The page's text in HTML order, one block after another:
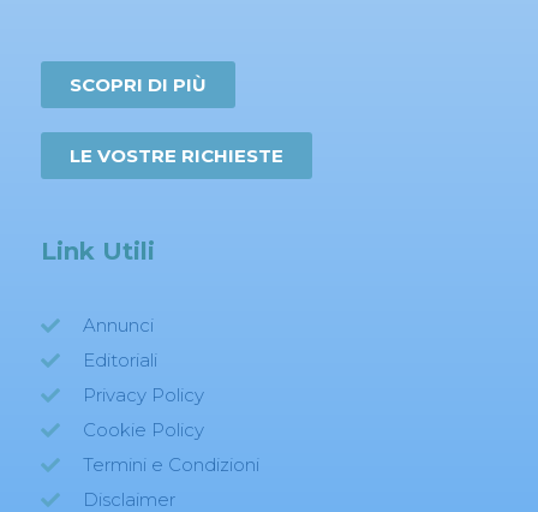
SCOPRI DI PIÙ
LE VOSTRE RICHIESTE
Link Utili
Annunci
Editoriali
Privacy Policy
Cookie Policy
Termini e Condizioni
Disclaimer